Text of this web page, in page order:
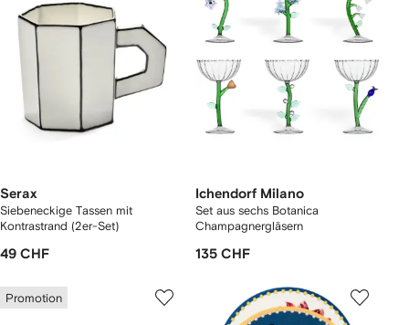
Serax
Siebeneckige Tassen mit
Kontrastrand (2er-Set)
49 CHF
Ichendorf Milano
Set aus sechs Botanica
Champagnergläsern
135 CHF
Promotion